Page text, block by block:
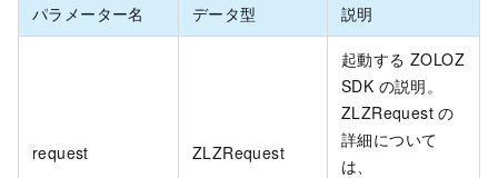
パラメーター名 データ型 説明
request ZLZRequest
起動する ZOLOZ
SDK の説明。
ZLZRequest の
詳細について
は、